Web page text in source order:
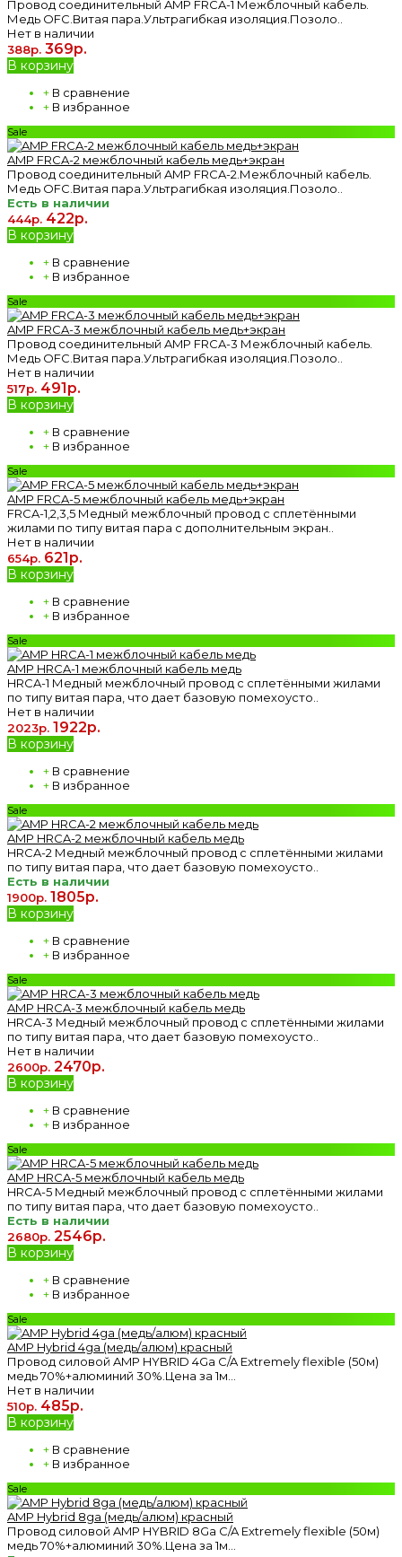
Провод соединительный AMP FRCA-1 Межблочный кабель.
Медь OFC.Витая пара.Ультрагибкая изоляция.Позоло..
Нет в наличии
388р. 369р.
В корзину
+ В сравнение
+ В избранное
Sale
AMP FRCA-2 межблочный кабель медь+экран
Провод соединительный AMP FRCA-2.Межблочный кабель.
Медь OFC.Витая пара.Ультрагибкая изоляция.Позоло..
Есть в наличии
444р. 422р.
В корзину
+ В сравнение
+ В избранное
Sale
AMP FRCA-3 межблочный кабель медь+экран
Провод соединительный AMP FRCA-3 Межблочный кабель.
Медь OFC.Витая пара.Ультрагибкая изоляция.Позоло..
Нет в наличии
517р. 491р.
В корзину
+ В сравнение
+ В избранное
Sale
AMP FRCA-5 межблочный кабель медь+экран
FRCA-1,2,3,5 Медный межблочный провод с сплетёнными
жилами по типу витая пара с дополнительным экран..
Нет в наличии
654р. 621р.
В корзину
+ В сравнение
+ В избранное
Sale
AMP HRCA-1 межблочный кабель медь
HRCA-1 Медный межблочный провод с сплетёнными жилами
по типу витая пара, что дает базовую помехоусто..
Нет в наличии
2023р. 1922р.
В корзину
+ В сравнение
+ В избранное
Sale
AMP HRCA-2 межблочный кабель медь
HRCA-2 Медный межблочный провод с сплетёнными жилами
по типу витая пара, что дает базовую помехоусто..
Есть в наличии
1900р. 1805р.
В корзину
+ В сравнение
+ В избранное
Sale
AMP HRCA-3 межблочный кабель медь
HRCA-3 Медный межблочный провод с сплетёнными жилами
по типу витая пара, что дает базовую помехоусто..
Нет в наличии
2600р. 2470р.
В корзину
+ В сравнение
+ В избранное
Sale
AMP HRCA-5 межблочный кабель медь
HRCA-5 Медный межблочный провод с сплетёнными жилами
по типу витая пара, что дает базовую помехоусто..
Есть в наличии
2680р. 2546р.
В корзину
+ В сравнение
+ В избранное
Sale
AMP Hybrid 4ga (медь/алюм) красный
Провод силовой AMP HYBRID 4Ga C/A Extremely flexible (50м)
медь 70%+алюминий 30%.Цена за 1м...
Нет в наличии
510р. 485р.
В корзину
+ В сравнение
+ В избранное
Sale
AMP Hybrid 8ga (медь/алюм) красный
Провод силовой AMP HYBRID 8Ga C/A Extremely flexible (50м)
медь 70%+алюминий 30%.Цена за 1м...